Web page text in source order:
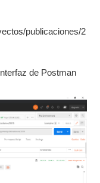
publicaciones/2
de Postman